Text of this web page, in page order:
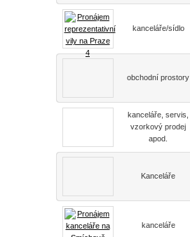
kanceláře/sídlo
obchodní prostory
kanceláře, servis,
vzorkový prodej
apod.
Kanceláře
kanceláře